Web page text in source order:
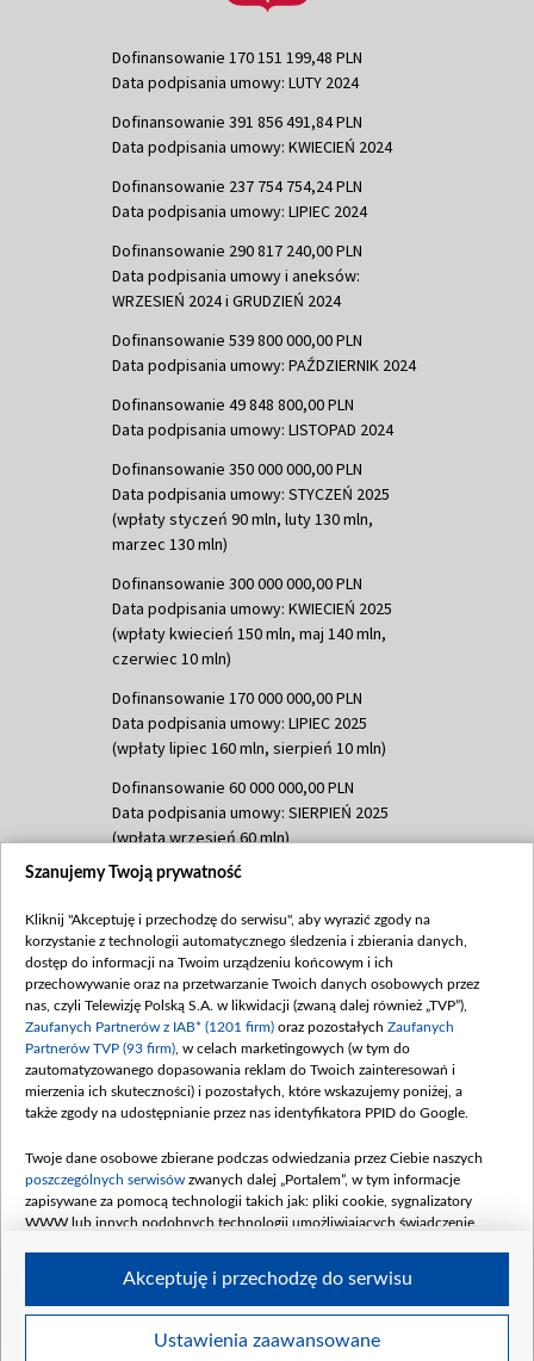
Dofinansowanie 170 151 199,48 PLN
Data podpisania umowy: LUTY 2024
Dofinansowanie 391 856 491,84 PLN
Data podpisania umowy: KWIECIEŃ 2024
Dofinansowanie 237 754 754,24 PLN
Data podpisania umowy: LIPIEC 2024
Dofinansowanie 290 817 240,00 PLN
Data podpisania umowy i aneksów:
WRZESIEŃ 2024 i GRUDZIEŃ 2024
Dofinansowanie 539 800 000,00 PLN
Data podpisania umowy: PAŹDZIERNIK 2024
Dofinansowanie 49 848 800,00 PLN
Data podpisania umowy: LISTOPAD 2024
Dofinansowanie 350 000 000,00 PLN
Data podpisania umowy: STYCZEŃ 2025
(wpłaty styczeń 90 mln, luty 130 mln,
marzec 130 mln)
Dofinansowanie 300 000 000,00 PLN
Data podpisania umowy: KWIECIEŃ 2025
(wpłaty kwiecień 150 mln, maj 140 mln,
czerwiec 10 mln)
Dofinansowanie 170 000 000,00 PLN
Data podpisania umowy: LIPIEC 2025
(wpłaty lipiec 160 mln, sierpień 10 mln)
Dofinansowanie 60 000 000,00 PLN
Data podpisania umowy: SIERPIEŃ 2025
(wpłata wrzesień 60 mln)
Dofinansowanie 635 783 051,21 PLN
(wpłata wrzesień 100 mln, październik 350
mln, listopad 265 mln)
Dofinansowanie 48 862 000,00 PLN
Data podpisania umowy: GRUDZIEŃ 2025
(wpłata grudzień 60,548 mln)
Dofinansowanie 900 000 000,00 PLN
Data podpisania umowy: LUTY 2026 (wpłata
kwiecień 180 mln, 7 maja 180 mln, 8
czerwca 90 mln)
Dofinansowanie 250 000 000,00 PLN
4 sierpnia 250 mln
Szanujemy Twoją prywatność
Kliknij "Akceptuję i przechodzę do serwisu", aby wyrazić zgody na
korzystanie z technologii automatycznego śledzenia i zbierania danych,
dostęp do informacji na Twoim urządzeniu końcowym i ich
przechowywanie oraz na przetwarzanie Twoich danych osobowych przez
nas, czyli Telewizję Polską S.A. w likwidacji (zwaną dalej również „TVP”),
Zaufanych Partnerów z IAB* (1201 firm) oraz pozostałych Zaufanych
Partnerów TVP (93 firm) , w celach marketingowych (w tym do
zautomatyzowanego dopasowania reklam do Twoich zainteresowań i
mierzenia ich skuteczności) i pozostałych, które wskazujemy poniżej, a
także zgody na udostępnianie przez nas identyfikatora PPID do Google.
Twoje dane osobowe zbierane podczas odwiedzania przez Ciebie naszych
poszczególnych serwisów zwanych dalej „Portalem”, w tym informacje
zapisywane za pomocą technologii takich jak: pliki cookie, sygnalizatory
WWW lub innych podobnych technologii umożliwiających świadczenie
Twoje dane osobowe zbierane podczas odwiedzania przez Ciebie
Ustawienia zaawansowane
Akceptuję i przechodzę do serwisu